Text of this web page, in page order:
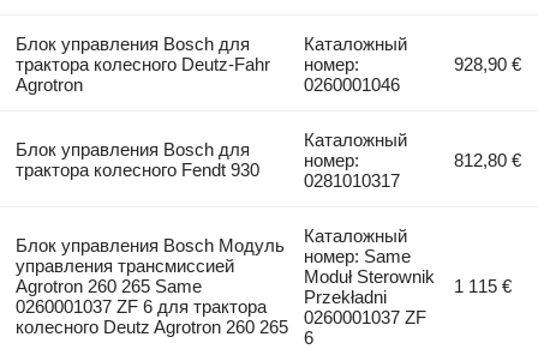
Блок управления Bosch для
трактора колесного Deutz-Fahr
Agrotron
Каталожный
номер:
0260001046
928,90 €
Блок управления Bosch для
трактора колесного Fendt 930
Каталожный
номер:
0281010317
812,80 €
Блок управления Bosch Модуль
управления трансмиссией
Agrotron 260 265 Same
0260001037 ZF 6 для трактора
колесного Deutz Agrotron 260 265
Каталожный
номер: Same
Moduł Sterownik
Przekładni
0260001037 ZF
6
1 115 €